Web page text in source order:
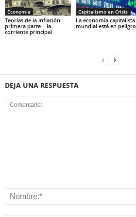
Economía
Teorías de la inflación:
primera parte – la
corriente principal
Capitalismo en Crisis
La economía capitalista
mundial está en peligro
DEJA UNA RESPUESTA